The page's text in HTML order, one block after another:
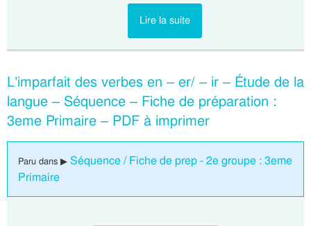
Lire la suite
L’imparfait des verbes en – er/ – ir – Étude de la
langue – Séquence – Fiche de préparation :
3eme Primaire – PDF à imprimer
Paru dans ▶ Séquence / Fiche de prep - 2e groupe : 3eme
Primaire